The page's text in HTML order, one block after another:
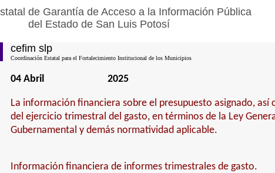
de Garantía de Acceso a la Información Pública
del Estado de San Luis Potosí
cefim slp
Coordinación Estatal para el Fortalecimiento Institucional de los Municipios
04 Abril 2025
La información financiera sobre el presupuesto asignado, así
del ejercicio trimestral del gasto, en términos de la Ley
Gubernamental y demás normatividad aplicable.
Información financiera de informes trimestrales de gasto.